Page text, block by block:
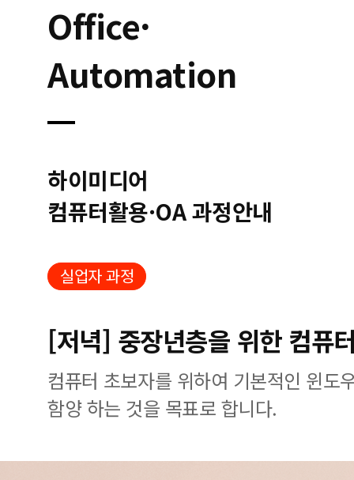
Office·
Automation
하이미디어
컴퓨터활용·OA 과정안내
실업자 과정
[저녁] 중장년층을 위한 컴퓨
컴퓨터 초보자를 위하여 기본적인 윈도
함양 하는 것을 목표로 합니다.